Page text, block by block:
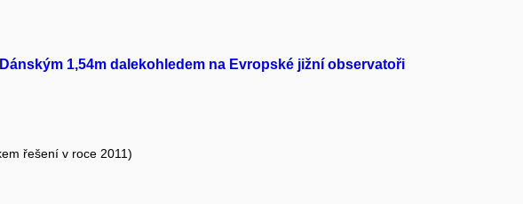
1,54m dalekohledem na Evropské jižní observatoři
řešení v roce 2011)